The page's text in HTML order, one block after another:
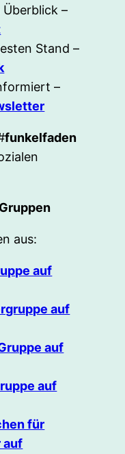
–
Stand –
–
funkelfaden
aus:
auf
auf
auf
auf
für
auf